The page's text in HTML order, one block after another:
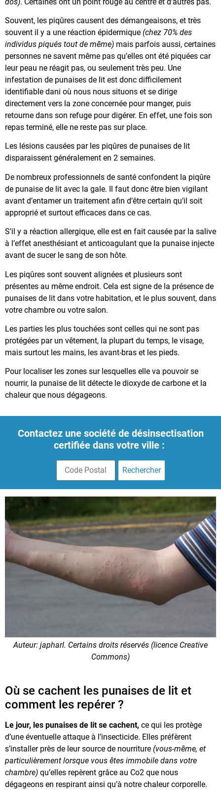
Souvent, les piqûres causent des démangeaisons, et très
souvent il y a une réaction épidermique (chez 70% des
individus piqués tout de même) mais parfois aussi, certaines
personnes ne savent même pas qu’elles ont été piquées car
leur peau ne réagit pas, ou seulement très peu. Une
infestation de punaises de lit est donc difficilement
identifiable dani où nous nous situons et se dirige
directement vers la zone concernée pour manger, puis
retourne dans son refuge pour digérer. En effet, une fois son
repas terminé, elle ne reste pas sur place.
Les lésions causées par les piqûres de punaises de lit
disparaissent généralement en 2 semaines.
De nombreux professionnels de santé confondent la piqûre
de punaise de lit avec la gale. Il faut donc être bien vigilant
avant d’entamer un traitement afin d’être certain qu’il soit
approprié et surtout efficaces dans ce cas.
S’il y a réaction allergique, elle est en fait causée par la salive
à l’effet anesthésiant et anticoagulant que la punaise injecte
avant de sucer le sang de son hôte.
Les piqûres sont souvent alignées et plusieurs sont
présentes au même endroit. Cela est signe de la présence de
punaises de lit dans votre habitation, et le plus souvent, dans
votre chambre ou votre salon.
Les parties les plus touchées sont celles qui ne sont pas
protégées par un vêtement, la plupart du temps, le visage,
mais surtout les mains, les avant-bras et les pieds.
Pour localiser les zones sur lesquelles elle va pouvoir se
nourrir, la punaise de lit détecte le dioxyde de carbone et la
chaleur que nous dégageons.
Contactez une société de désinsectisation
certifiée dans votre ville :
Auteur: japharl. Certains droits réservés (licence Creative
Commons)
Où se cachent les punaises de lit et
comment les repérer ?
Le jour, les punaises de lit se cachent, ce qui les protège
d’une éventuelle attaque à l’insecticide. Elles préfèrent
s’installer près de leur source de nourriture (vous-même, et
particulièrement lorsque vous êtes immobile dans votre
chambre) qu’elles repèrent grâce au Co2 que nous
dégageons en respirant ainsi qu’à notre chaleur corporelle.